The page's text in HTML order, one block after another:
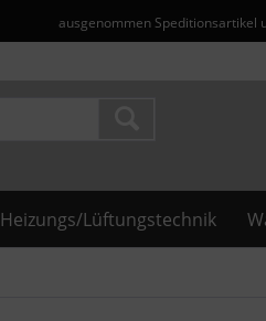
ausgenommen Speditionsartikel
Heizungs/Lüftungstechnik